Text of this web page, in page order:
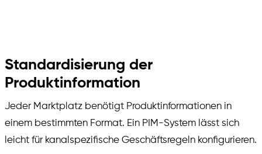
Standardisierung der
Produktinformation
Jeder Marktplatz benötigt Produktinformationen in
einem bestimmten Format. Ein PIM-System lässt sich
leicht für kanalspezifische Geschäftsregeln konfigurieren.